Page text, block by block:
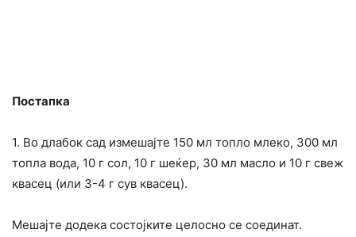
Постапка
1. Во длабок сад измешајте 150 мл топло млеко, 300 мл
топла вода, 10 г сол, 10 г шеќер, 30 мл масло и 10 г свеж
квасец (или 3-4 г сув квасец).
Мешајте додека состојките целосно се соединат.